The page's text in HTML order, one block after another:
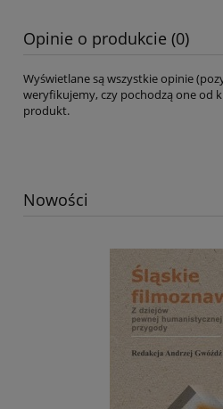
Opinie o produkcie (0)
Wyświetlane są wszystkie opinie
weryfikujemy, czy pochodzą one od
produkt.
Nowości